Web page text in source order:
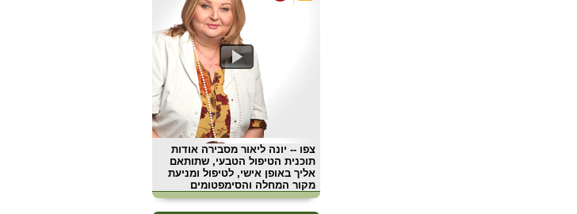
צפו -- יונה ליאור מסבירה אודות
תוכנית הטיפול הטבעי, שתותאם
אליך באופן אישי, לטיפול ומניעת
מקור המחלה והסימפטומים